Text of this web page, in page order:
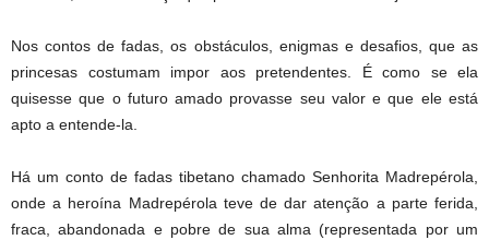
Nos contos de fadas, os obstáculos, enigmas e desafios, que as
princesas costumam impor aos pretendentes. É como se ela
quisesse que o futuro amado provasse seu valor e que ele está
apto a entende-la.
Há um conto de fadas tibetano chamado Senhorita Madrepérola,
onde a heroína Madrepérola teve de dar atenção a parte ferida,
fraca, abandonada e pobre de sua alma (representada por um